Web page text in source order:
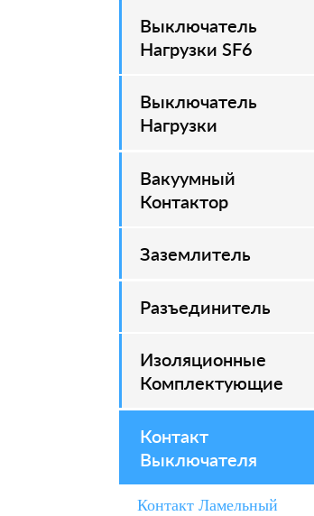
Выключатель
Нагрузки SF6
–
Выключатель
Нагрузки
–
Вакуумный
Контактор
–
Заземлитель
–
Разъединитель
–
Изоляционные
Комплектующие
–
Контакт
Выключателя
–
Контакт Ламельный
–